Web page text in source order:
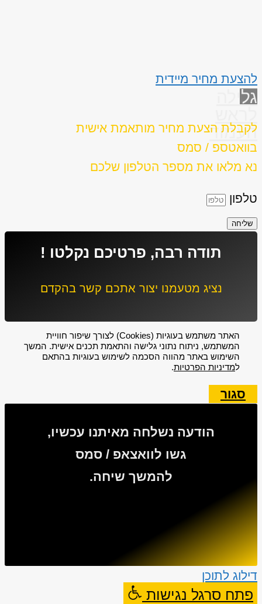
להצעת מחיר מיידית
גלילה
העמוד
לקבלת הצעת מחיר מותאמת אישית
בוואטספ / סמס
נא מלאו את מספר הטלפון שלכם
טלפון
שליחה
תודה רבה, פרטיכם נקלטו !
נציג מטעמנו יצור אתכם קשר בהקדם
האתר משתמש בעוגיות (Cookies) לצורך שיפור חוויית
המשתמש, ניתוח נתוני גלישה והתאמת תכנים אישית. המשך
השימוש באתר מהווה הסכמה לשימוש בעוגיות בהתאם
למדיניות הפרטיות.
סגור
הודעה נשלחה מאיתנו עכשיו,
גשו לוואצאפ / סמס
להמשך שיחה.
דילוג לתוכן
פתח סרגל נגישות